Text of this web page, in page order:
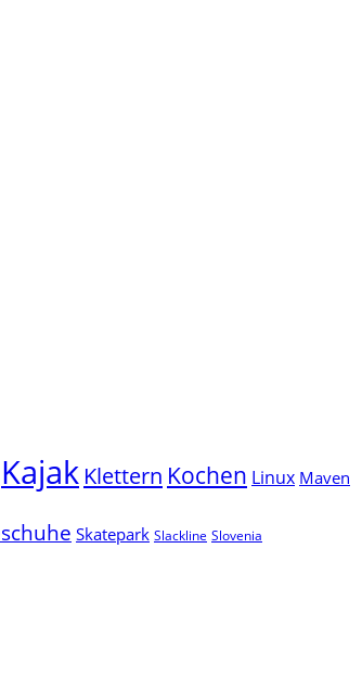
Kajak Klettern Kochen Linux Maven
Skatepark Slackline Slovenia